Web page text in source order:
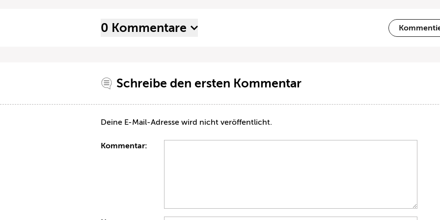
0 Kommentare
Schreibe den ersten Kommentar
Deine E-Mail-Adresse wird nicht veröffentlicht.
Kommentar: